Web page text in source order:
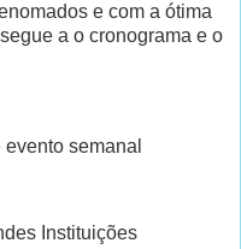
e com a ótima
a o cronograma e o
semanal
Instituições